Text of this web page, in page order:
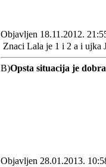
Objavljen 18.11.2012.
Znaci Lala je 1 i 2 a i ujka
B)Opsta situacija je
Objavljen 28.01.2013.